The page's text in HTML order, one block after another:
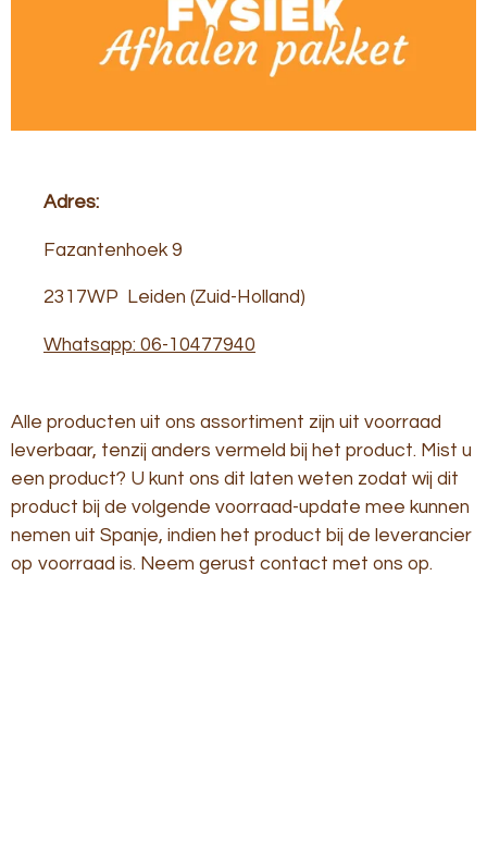
Adres:
Fazantenhoek 9
2317WP Leiden (Zuid-Holland)
Whatsapp: 06-10477940
Alle producten uit ons assortiment zijn uit voorraad
leverbaar, tenzij anders vermeld bij het product. Mist u
een product? U kunt ons dit laten weten zodat wij dit
product bij de volgende voorraad-update mee kunnen
nemen uit Spanje, indien het product bij de leverancier
op voorraad is. Neem gerust contact met ons op.